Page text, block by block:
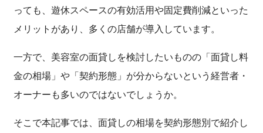
っても、遊休スペースの有効活用や固定費削減といった
メリットがあり、多くの店舗が導入しています。
一方で、美容室の面貸しを検討したいものの「面貸し料
金の相場」や「契約形態」が分からないという経営者・
オーナーも多いのではないでしょうか。
そこで本記事では、面貸しの相場を契約形態別で紹介し